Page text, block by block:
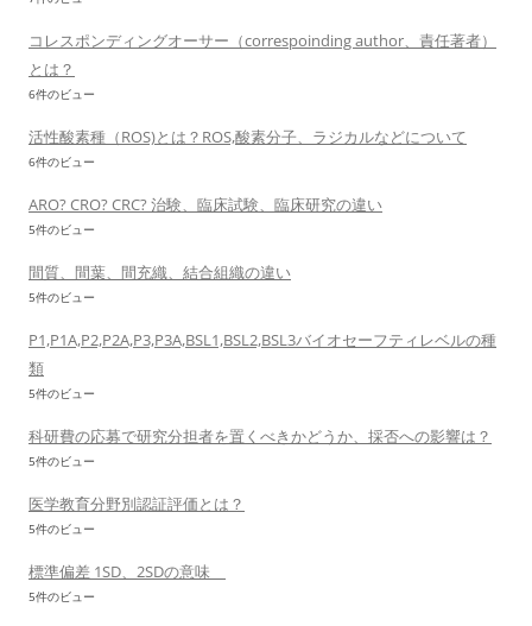
コレスポンディングオーサー（correspoinding author、責任著者）
とは？
6件のビュー
活性酸素種（ROS)とは？ROS,酸素分子、ラジカルなどについて
6件のビュー
ARO? CRO? CRC? 治験、臨床試験、臨床研究の違い
5件のビュー
間質、間葉、間充織、結合組織の違い
5件のビュー
P1,P1A,P2,P2A,P3,P3A,BSL1,BSL2,BSL3バイオセーフティレベルの種
類
5件のビュー
科研費の応募で研究分担者を置くべきかどうか、採否への影響は？
5件のビュー
医学教育分野別認証評価とは？
5件のビュー
標準偏差 1SD、2SDの意味
5件のビュー